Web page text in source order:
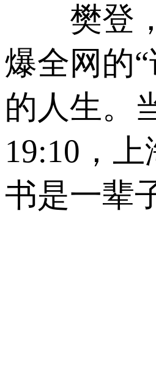
樊登，
爆全网的
的人生。
19:10，
书是一辈